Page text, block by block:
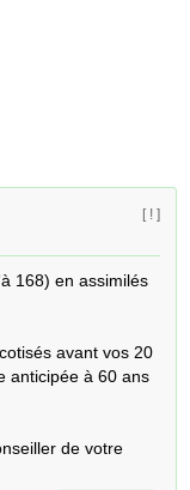
[ ! ]
168) en assimilés
avant vos 20
anticipée à 60 ans
de votre